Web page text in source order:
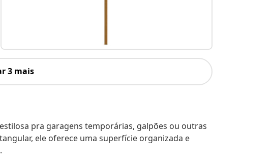
3 mais
pra garagens temporárias, galpões ou outras
ele oferece uma superfície organizada e